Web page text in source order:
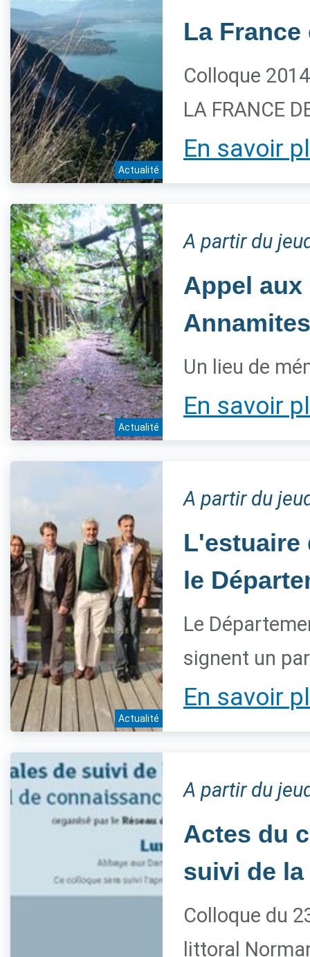
Actualité
La
Colloque 2014
LA FRANCE
En savoir
Actualité
A partir du
Appel
Un lieu de
En savoir
Actualité
A partir du
L'estuaire
le
Le
signent un
En savoir
A partir du
Actes du
suivi de
Colloque du
littoral